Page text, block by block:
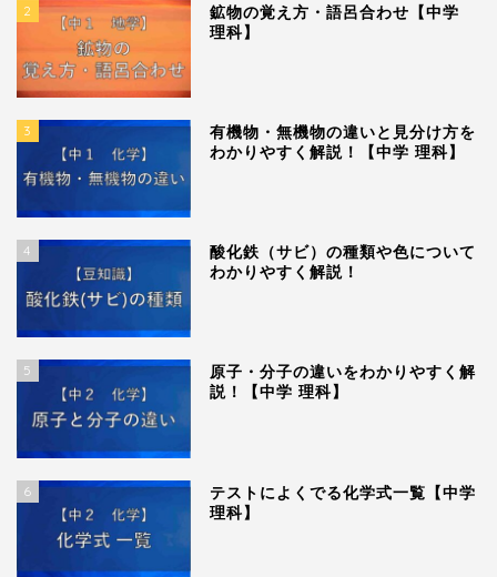
2
鉱物の覚え方・語呂合わせ【中学
理科】
3
有機物・無機物の違いと見分け方を
わかりやすく解説！【中学 理科】
4
酸化鉄（サビ）の種類や色について
わかりやすく解説！
5
原子・分子の違いをわかりやすく解
説！【中学 理科】
6
テストによくでる化学式一覧【中学
理科】